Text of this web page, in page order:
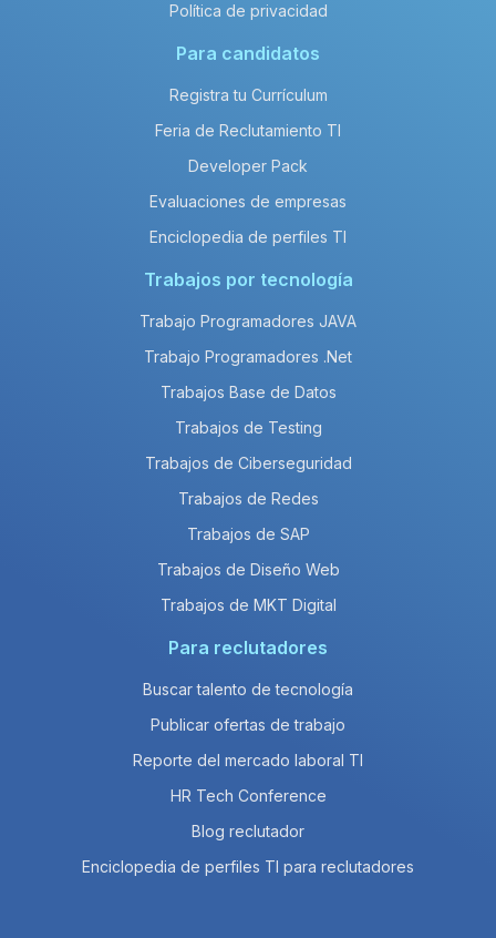
Política de privacidad
Para candidatos
Registra tu Currículum
Feria de Reclutamiento TI
Developer Pack
Evaluaciones de empresas
Enciclopedia de perfiles TI
Trabajos por tecnología
Trabajo Programadores JAVA
Trabajo Programadores .Net
Trabajos Base de Datos
Trabajos de Testing
Trabajos de Ciberseguridad
Trabajos de Redes
Trabajos de SAP
Trabajos de Diseño Web
Trabajos de MKT Digital
Para reclutadores
Buscar talento de tecnología
Publicar ofertas de trabajo
Reporte del mercado laboral TI
HR Tech Conference
Blog reclutador
Enciclopedia de perfiles TI para reclutadores